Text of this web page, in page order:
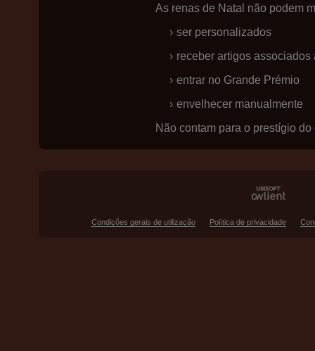
As renas de Natal não podem
ser personalizados
receber artigos associados
entrar no Grande Prémio
envelhecer manualmente
Não contam para o prestígio
Condições gerais de utilização Política de privacidade